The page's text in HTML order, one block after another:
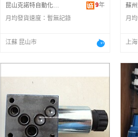
昆山克諾特自動化設備有限公司
9年
月均發貨速度： 暫無記錄
江蘇 昆山市
月
上